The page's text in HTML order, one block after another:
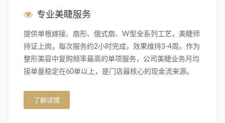
专业美睫服务
提供单根嫁接、扇形、俄式扇、W型全系列工艺，美睫师
持证上岗，每次服务约2小时完成，效果维持3-4周。作为
整形美容中复购频率最高的单项服务，公司美睫业务月均
接单量稳定在60单以上，是门店最核心的现金流来源。
了解详情